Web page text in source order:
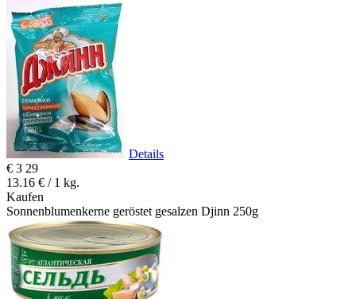
Details
€ 3 29
13.16 € / 1 kg.
Kaufen
Sonnenblumenkerne geröstet gesalzen Djinn 250g